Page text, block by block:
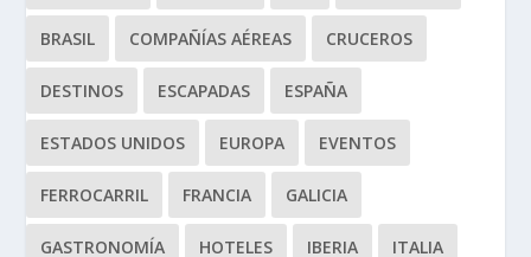
BRASIL COMPAÑÍAS AÉREAS CRUCEROS
DESTINOS ESCAPADAS ESPAÑA
ESTADOS UNIDOS EUROPA EVENTOS
FERROCARRIL FRANCIA GALICIA
GASTRONOMÍA HOTELES IBERIA ITALIA